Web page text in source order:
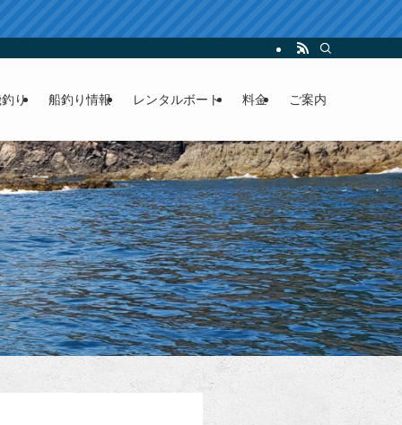
り 船釣り情報 レンタルボート 料金 ご案内